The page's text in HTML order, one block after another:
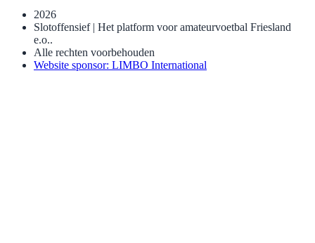
2026
Slotoffensief | Het platform voor amateurvoetbal Friesland
e.o..
Alle rechten voorbehouden
Website sponsor: LIMBO International